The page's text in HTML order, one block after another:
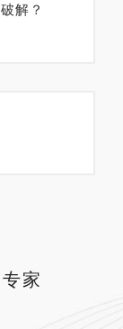
解？
家